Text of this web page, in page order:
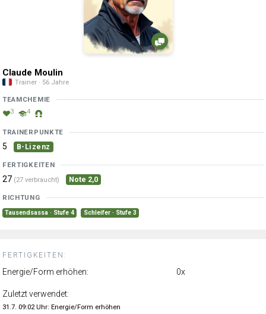
Claude Moulin
Trainer · 56 Jahre
TEAMCHEMIE
3 4
TRAINERPUNKTE
5 B-Lizenz
FERTIGKEITEN
27 (27 verbraucht) Note 2,0
RICHTUNG
Tausendsassa · Stufe 4 Schleifer · Stufe 3
FERTIGKEITEN:
Energie/Form erhöhen: 0x
Zuletzt verwendet:
31.7. 09:02 Uhr: Energie/Form erhöhen